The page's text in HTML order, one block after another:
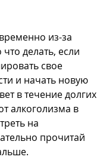
из-за
делать, если
свое
и начать новую
в течение долгих
алкоголизма в
на
прочитай